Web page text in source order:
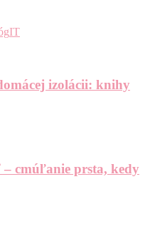
IT
izolácii: knihy
– cmúľanie prsta, kedy